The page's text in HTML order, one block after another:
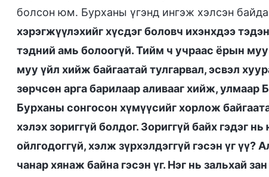
болсон юм. Бурханы үгэнд ингэж хэлсэн
хэрэгжүүлэхийг хүсдэг боловч ихэнхдээ
тэдний амь болоогүй. Тийм ч учраас ёрын
муу үйл хийж байгаатай тулгарвал, эсвэл
зөрчсөн арга барилаар аливааг хийж,
Бурханы сонгосон хүмүүсийг хорлож
хэлэх зориггүй болдог. Зориггүй байх гэдэг
ойлгодоггүй, хэлж зүрхэлдэггүй гэсэн үг
чанар хянаж байна гэсэн үг. Нэг нь зальхай